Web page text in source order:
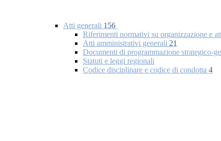
Atti generali 156
Riferimenti normativi su organizzazione e
Atti amministrativi generali 21
Documenti di programmazione strategico-
Statuti e leggi regionali
Codice disciplinare e codice di condotta 4